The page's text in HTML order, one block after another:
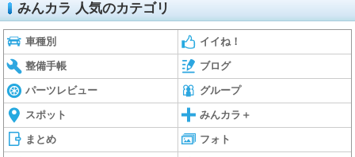
みんカラ 人気のカテゴリ
車種別 イイね！
整備手帳 ブログ
パーツレビュー グループ
スポット みんカラ＋
まとめ フォト